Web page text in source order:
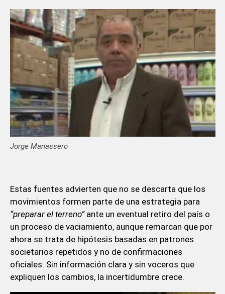
Jorge Manassero
Estas fuentes advierten que no se descarta que los
movimientos formen parte de una estrategia para
“preparar el terreno” ante un eventual retiro del país o
un proceso de vaciamiento, aunque remarcan que por
ahora se trata de hipótesis basadas en patrones
societarios repetidos y no de confirmaciones
oficiales. Sin información clara y sin voceros que
expliquen los cambios, la incertidumbre crece.